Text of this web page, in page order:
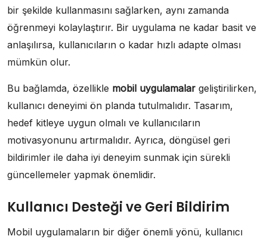
bir şekilde kullanmasını sağlarken, aynı zamanda
öğrenmeyi kolaylaştırır. Bir uygulama ne kadar basit ve
anlaşılırsa, kullanıcıların o kadar hızlı adapte olması
mümkün olur.
Bu bağlamda, özellikle mobil uygulamalar geliştirilirken,
kullanıcı deneyimi ön planda tutulmalıdır. Tasarım,
hedef kitleye uygun olmalı ve kullanıcıların
motivasyonunu artırmalıdır. Ayrıca, döngüsel geri
bildirimler ile daha iyi deneyim sunmak için sürekli
güncellemeler yapmak önemlidir.
Kullanıcı Desteği ve Geri Bildirim
Mobil uygulamaların bir diğer önemli yönü, kullanıcı